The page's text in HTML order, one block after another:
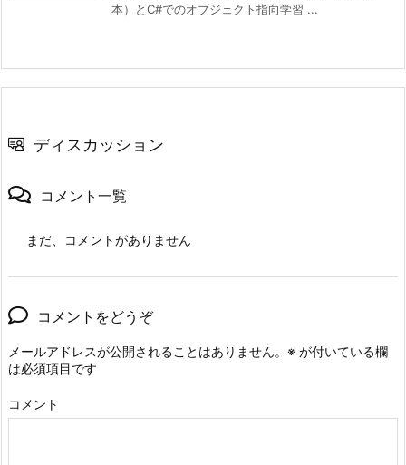
本）とC#でのオブジェクト指向学習 ...
ディスカッション
コメント一覧
まだ、コメントがありません
コメントをどうぞ
メールアドレスが公開されることはありません。 ※ が付いている欄
は必須項目です
コメント